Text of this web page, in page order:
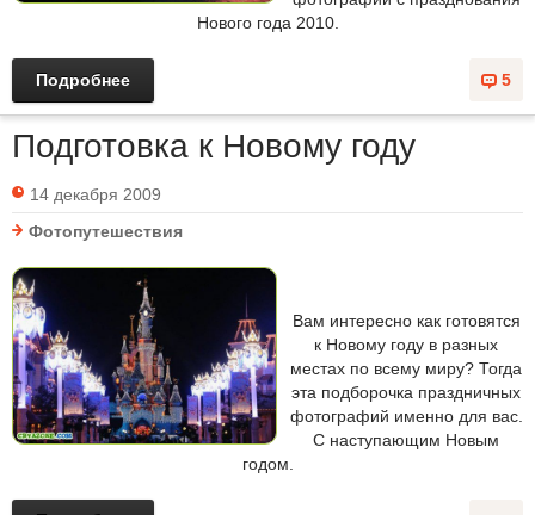
Нового года 2010.
5
Подробнее
Подготовка к Новому году
14 декабря 2009
Фотопутешествия
Вам интересно как готовятся
к Новому году в разных
местах по всему миру? Тогда
эта подборочка праздничных
фотографий именно для вас.
С наступающим Новым
годом.